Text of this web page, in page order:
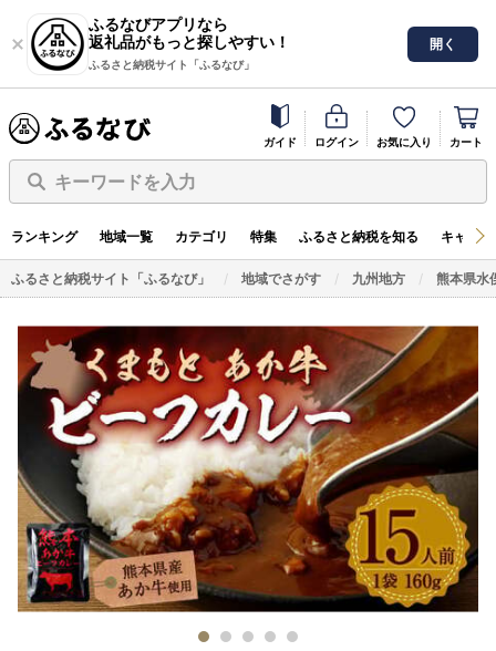
ふるなびアプリなら
返礼品がもっと探しやすい！
ふるさと納税サイト「ふるなび」
開く
ガイド ログイン お気に入り カート
キーワードを入力
ランキング 地域一覧 カテゴリ 特集 ふるさと納税を知る キャン
ふるさと納税サイト「ふるなび」 地域でさがす 九州地方 熊本県水